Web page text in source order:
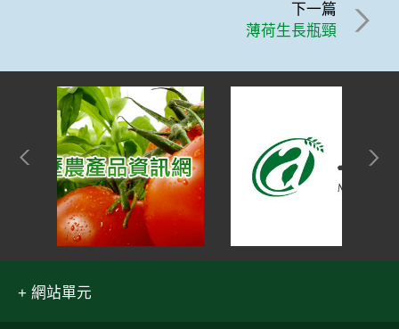
下一篇
薄荷生長瓶頸
網站單元